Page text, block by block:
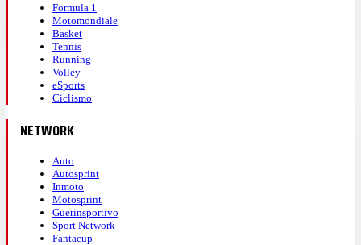
Formula 1
Motomondiale
Basket
Tennis
Running
Volley
eSports
Ciclismo
NETWORK
Auto
Autosprint
Inmoto
Motosprint
Guerinsportivo
Sport Network
Fantacup